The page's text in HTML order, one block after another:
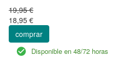
19,95 €
18,95 €
comprar
Disponible en 48/72 horas